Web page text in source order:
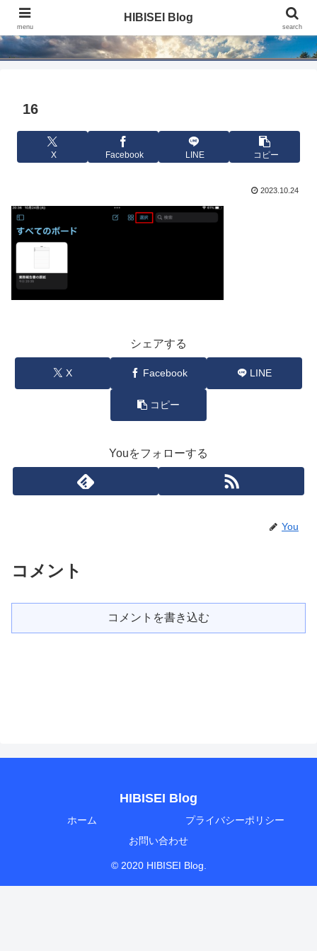
HIBISEI Blog
16
X Facebook LINE コピー
2023.10.24
シェアする
X Facebook LINE
コピー
Youをフォローする
You
コメント
コメントを書き込む
HIBISEI Blog
ホーム
プライバシーポリシー
お問い合わせ
© 2020 HIBISEI Blog.
menu
HIBISEI Blog
search